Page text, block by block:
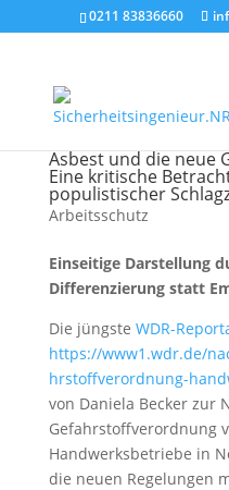
0211 83836660
Asbest und die neue
Eine kritische
populistischer
Arbeitsschutz
Einseitige Darstellung
Differenzierung statt
Die jüngste WDR-
https://www1.wdr.de/
hrstoffverordnung-
von Daniela Becker zur
Gefahrstoffverordnung
Handwerksbetriebe in
die neuen Regelungen